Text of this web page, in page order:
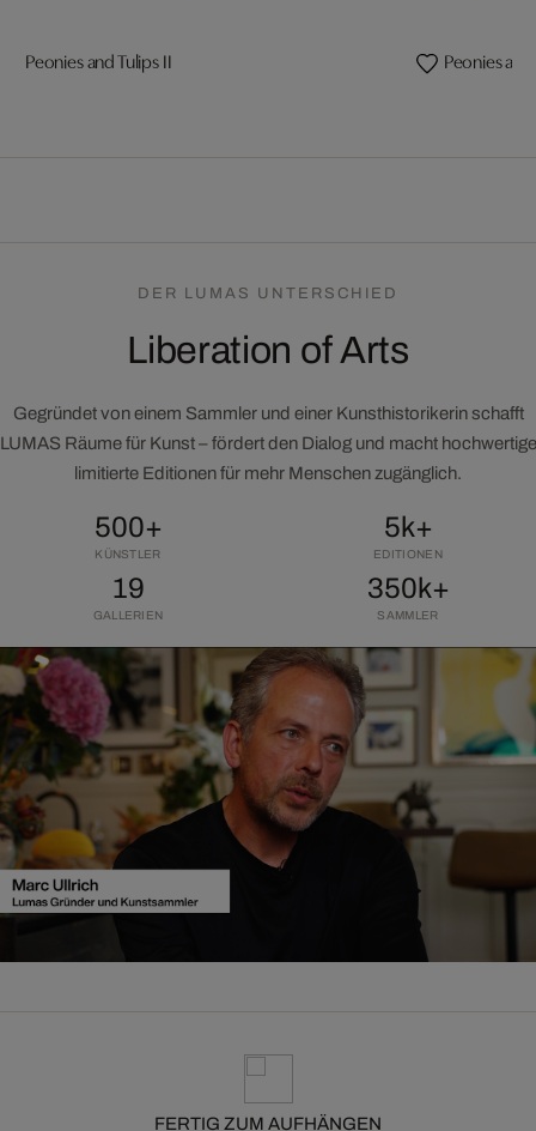
Peonies and Tulips II Peonies
DER LUMAS UNTERSCHIED
Liberation of Arts
Gegründet von einem Sammler und einer Kunsthistorikerin schafft
LUMAS Räume für Kunst – fördert den Dialog und macht hochwertige
limitierte Editionen für mehr Menschen zugänglich.
500+
KÜNSTLER
5k+
EDITIONEN
19
GALLERIEN
350k+
SAMMLER
FERTIG ZUM AUFHÄNGEN